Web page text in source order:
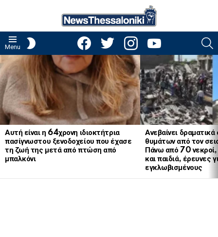
Menu
facebooktwitter instagramyoutube
LATEST
STORIES
Αυτή είναι η 64χρονη ιδιοκτήτρια
πασίγνωστου ξενοδοχείου που έχασε
τη ζωή της μετά από πτώση από
μπαλκόνι
Ανεβαίνει
θυμάτων από τον
Πάνω από 70
και παιδιά, έρευνες
εγκλωβισμένους